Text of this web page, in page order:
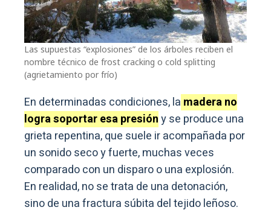
Las supuestas “explosiones” de los árboles reciben el
nombre técnico de frost cracking o cold splitting
(agrietamiento por frío)
En determinadas condiciones, la madera no
logra soportar esa presióny se produce una
grieta repentina, que suele ir acompañada por
un sonido seco y fuerte, muchas veces
comparado con un disparo o una explosión.
En realidad, no se trata de una detonación,
sino de una fractura súbita del tejido leñoso.